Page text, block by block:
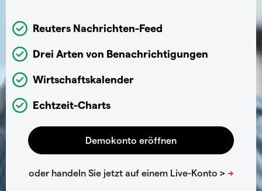
Reuters Nachrichten-Feed
Drei Arten von Benachrichtigungen
Wirtschaftskalender
Echtzeit-Charts